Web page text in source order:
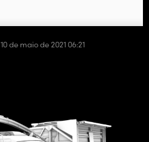
10 de maio de 2021 06:21